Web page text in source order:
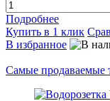
Подробнее
Купить в 1 клик
В избранное
Самые продаваемые